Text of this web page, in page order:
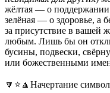
жёлтая — о
зелёная — о здоровье, а
за присутствие в вашей
любым. Лишь бы он
бусины, подвески,
или божественными
🔽⭐️🔼Начертание